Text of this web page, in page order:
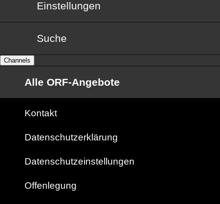
Einstellungen
Suche
Channels
Alle ORF-Angebote
Kontakt
Datenschutzerklärung
Datenschutzeinstellungen
Offenlegung